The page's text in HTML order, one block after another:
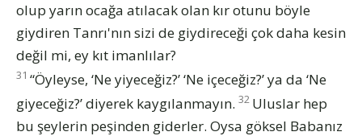
olup yarın ocağa atılacak olan kır otunu böyle
giydiren Tanrı'nın sizi de giydireceği çok daha kesin
değil mi, ey kıt imanlılar?
31 “Öyleyse, ‘Ne yiyeceğiz?’ ‘Ne içeceğiz?’ ya da ‘Ne
giyeceğiz?’ diyerek kaygılanmayın. 32 Uluslar hep
bu şeylerin peşinden giderler. Oysa göksel Babanız